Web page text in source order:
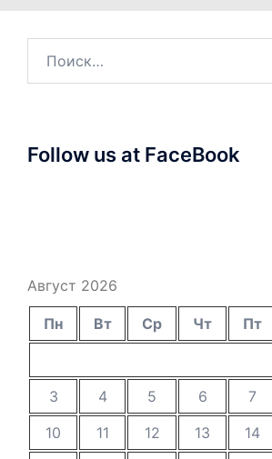
Follow us at FaceBook
Август 2026
Пн Вт Ср Чт Пт
3
4 5 6 7
10
11 12 13 14